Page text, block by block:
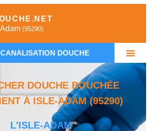
(95290)
DOUCHE • PLOMBIER
DOUCHE BOUCHÉE
À ISLE-ADAM (95290)
L'ISLE-ADAM